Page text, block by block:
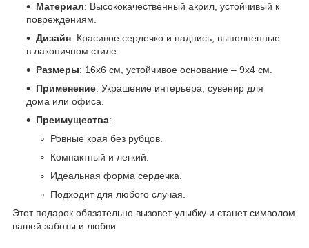
Материал: Высококачественный акрил, устойчивый к
повреждениям.
Дизайн: Красивое сердечко и надпись, выполненные
в лаконичном стиле.
Размеры: 16x6 см, устойчивое основание – 9x4 см.
Применение: Украшение интерьера, сувенир для
дома или офиса.
Преимущества:
Ровные края без рубцов.
Компактный и легкий.
Идеальная форма сердечка.
Подходит для любого случая.
Этот подарок обязательно вызовет улыбку и станет символом
вашей заботы и любви